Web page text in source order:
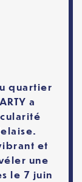
quartier
a
et
une
le 7 juin